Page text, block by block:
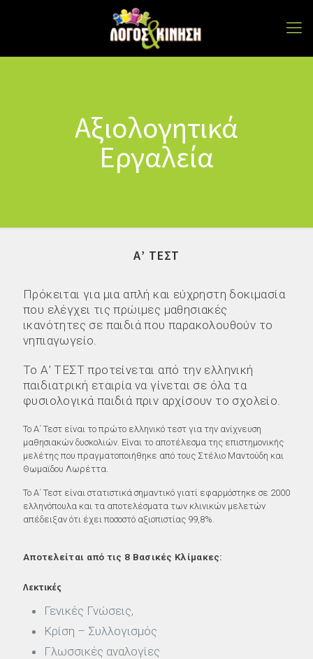
Αξιολογητικά
Εργαλεία
Α’ ΤΕΣΤ
Πρόκειται για μια απλή και εύχρηστη δοκιμασία
που ελέγχει τις πρώιμες μαθησιακές
ικανότητες σε παιδιά που παρακολουθούν το
νηπιαγωγείο.
Το Α’ ΤΕΣΤ προτείνεται από την ελληνική
παιδιατρική εταιρία να γίνεται σε όλα τα
φυσιολογικά παιδιά πριν αρχίσουν το σχολείο.
Το Α΄ Τεστ είναι το πρώτο ελληνικό τεστ για την ανίχνευση
μαθησιακών δυσκολιών. Είναι το αποτέλεσμα της επιστημονικής
μελέτης που πραγματοποιήθηκε από τους Στέλιο Μαντούδη και
Θωμαϊδου Λωρέττα.
Το Α΄ Τεστ είναι στατιστικά σημαντικό γιατί εφαρμόστηκε σε 2000
ελληνόπουλα και τα αποτελέσματα των κλινικών μελετών
απέδειξαν ότι έχει ποσοστό αξιοπιστίας 99,8%.
Αποτελείται από τις 8 Βασικές Κλίμακες:
Λεκτικές
Γενικές Γνώσεις,
Κρίση – Συλλογισμός
Γλωσσικές αναλογίες